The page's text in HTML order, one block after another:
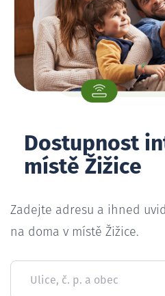
Dostupnost
místě Žižice
Zadejte adresu a ihned
na doma v místě Žižice.
Ulice, č. p. a obec